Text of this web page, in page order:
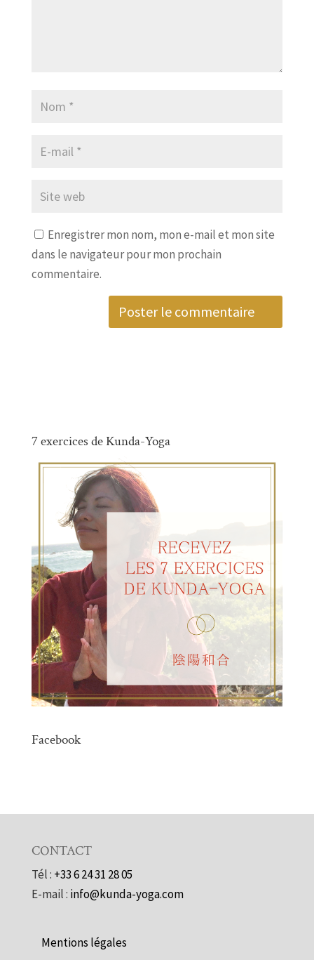
Enregistrer mon nom, mon e-mail et mon site
dans le navigateur pour mon prochain
commentaire.
7 exercices de Kunda-Yoga
Facebook
CONTACT
Tél : +33 6 24 31 28 05
E-mail : info@kunda-yoga.com
Mentions légales